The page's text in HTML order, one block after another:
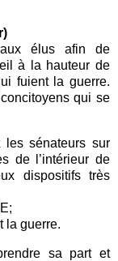
élus afin de
à la hauteur de
fuient la guerre.
qui se
les sénateurs sur
de l’intérieur de
dispositifs très
la guerre.
sa part et